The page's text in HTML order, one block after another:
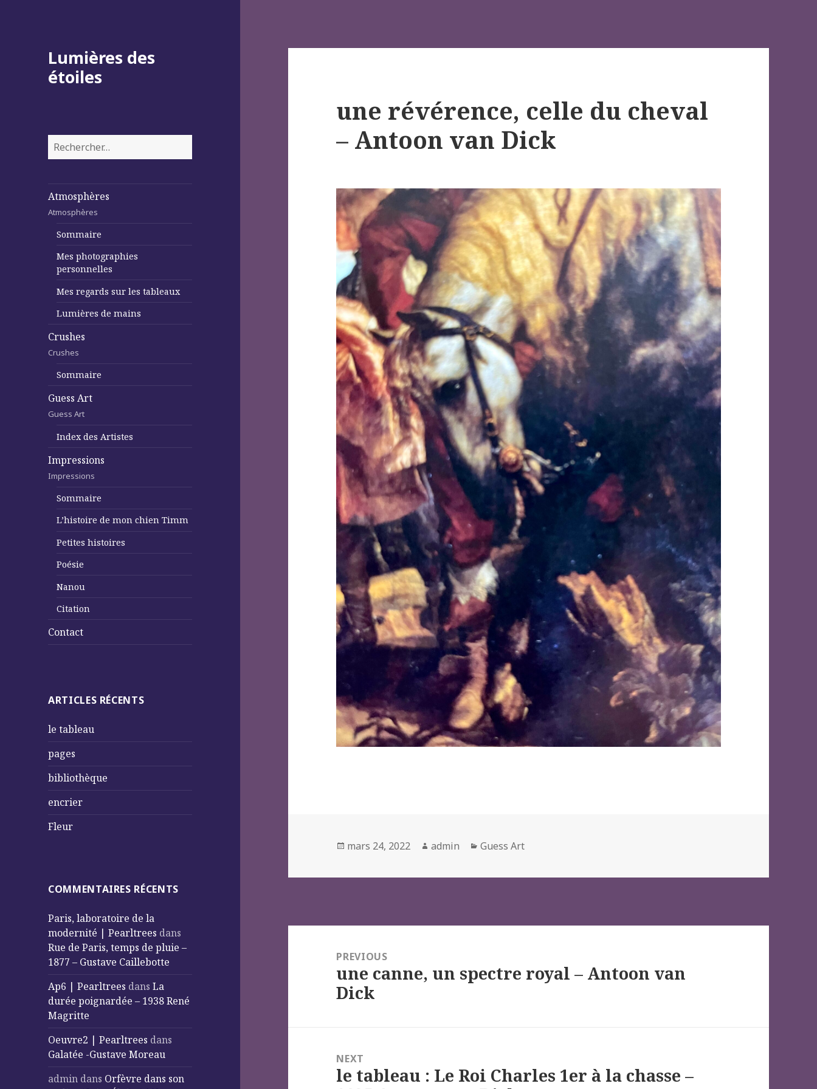
Lumières des
étoiles
Rechercher :
Atmosphères
Atmosphères
Sommaire
Mes photographies
personnelles
Mes regards sur les tableaux
Lumières de mains
Crushes
Crushes
Sommaire
Guess Art
Guess Art
Index des Artistes
Impressions
Impressions
Sommaire
L’histoire de mon chien Timm
Petites histoires
Poésie
Nanou
Citation
Contact
ARTICLES RÉCENTS
le tableau
pages
bibliothèque
encrier
Fleur
COMMENTAIRES RÉCENTS
Paris, laboratoire de la
modernité | Pearltrees dans
Rue de Paris, temps de pluie –
1877 – Gustave Caillebotte
Ap6 | Pearltrees dansLa
durée poignardée – 1938 René
Magritte
Oeuvre2 | Pearltrees dans
Galatée -Gustave Moreau
admin dans Orfèvre dans son
une révérence, celle du cheval
– Antoon van Dick
Posted
mars 24, 2022 Author
admin Categories
Guess Art
l’article
PREVIOUS
Previous
post:
une canne, un spectre royal – Antoon van
Dick
NEXT
Next
le tableau : Le Roi Charles 1er à la chasse –